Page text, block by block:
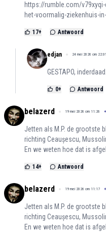
https://rumble.com/
het-voormalig-ziekenhuis-
17+ Antwoord
edjan 24 mei 2026 om
GESTAPO, inderdaad.
0+ Antwoord
belazerd 19 mei 2026 om 11:26 +
Jetten als M.P. de grootste
richting Ceaușescu,
En we weten hoe dat is
14+ Antwoord
belazerd 19 mei 2026 om 11:17 +
Jetten als M.P. de grootste
richting Ceaușescu,
En we weten hoe dat is